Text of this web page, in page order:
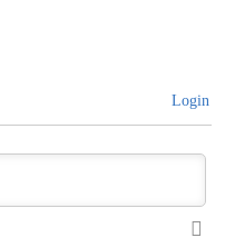
Login